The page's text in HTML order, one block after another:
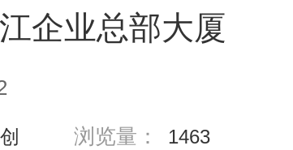
企业总部大厦
浏览量： 1463